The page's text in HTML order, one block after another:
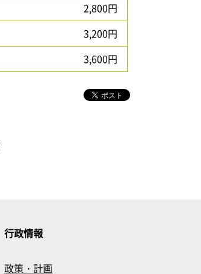
2,800円
3,200円
3,600円
行政情報
政策・計画